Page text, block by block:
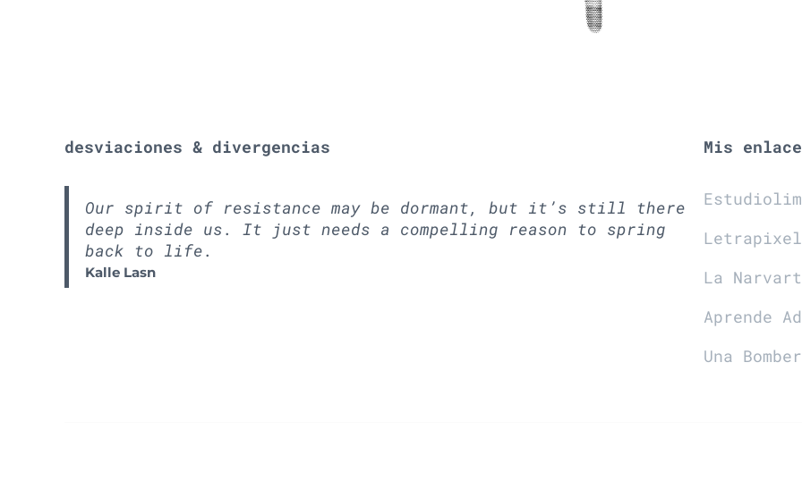
desviaciones & divergencias
Our spirit of resistance may be dormant, but it’s still there
deep inside us. It just needs a compelling reason to spring
back to life.
Kalle Lasn
Mis
Letrapixel
La
Aprende
Una